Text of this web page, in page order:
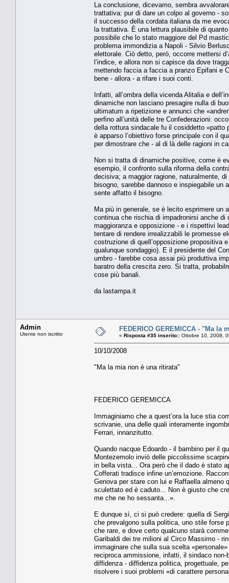
La conclusione, dicevamo, sembra
trattativa: pur di dare un colpo al governo -
il successo della cordata italiana da me
la trattativa. È una lettura plausibile di
possibile che lo stato maggiore del Pd
problema immondizia a Napoli - Silvio
elettorale. Ciò detto, però, occorre mettersi
l’indice, e allora non si capisce da dove
mettendo faccia a faccia a pranzo Epifani e
bene - allora - a rifare i suoi conti.
Infatti, all’ombra della vicenda Alitalia e
dinamiche non lasciano presagire nulla di
ultimatum a ripetizione e annunci che
perfino all’unità delle tre Confederazioni:
della rottura sindacale fu il cosiddetto «patto
è apparso l’obiettivo forse principale con il
per dimostrare che - al di là delle ragioni in
Non si tratta di dinamiche positive, come è
esempio, il confronto sulla riforma della
decisiva; a maggior ragione, naturalmente,
bisogno, sarebbe dannoso e inspiegabile un
sente affatto il bisogno.
Ma più in generale, se è lecito esprimere un
continua che rischia di impadronirsi anche
maggioranza e opposizione - e i rispettivi
tentare di rendere irrealizzabili le promesse
costruzione di quell’opposizione propositiva
qualunque sondaggio). E il presidente del
umbro - farebbe cosa assai più produttiva
baratro della crescita zero. Si tratta,
cose più banali.
da lastampa.it
Admin
Utente non iscritto
FEDERICO GEREMICCA - "Ma la
« Risposta #35 inserito:: Ottobre 10, 2008,
10/10/2008
"Ma la mia non è una ritirata"
FEDERICO GEREMICCA
Immaginiamo che a quest’ora la luce stia
scrivanie, una delle quali interamente
Ferrari, innanzitutto.
Quando nacque Edoardo - il bambino per il
Montezemolo inviò delle piccolissime
in bella vista... Ora però che il dado è stato
Cofferati tradisce infine un’emozione.
Genova per stare con lui e Raffaella almeno
sculettato ed è caduto... Non è giusto che
me che ne ho sessanta...».
E dunque sì, ci si può credere: quella di
che prevalgono sulla politica, uno stile forse
che rare, e dove certo qualcuno starà
Garibaldi dei tre milioni al Circo Massimo -
immaginare che sulla sua scelta
reciproca ammissione, infatti, il sindaco
diffidenza - diffidenza politica, progettuale,
risolvere i suoi problemi «di carattere